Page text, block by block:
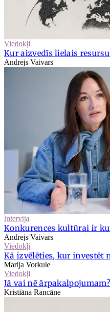
Viedokļi
Kur aizvedīs lielais
Andrejs Vaivars
Intervija
Konkurences kultūrai ir
Andrejs Vaivars
Viedokļi
Kā izvēlēties, kur investēt
Marija Vorkule
Viedokļi
Jā vai nē ārpakalpojumam?
Kristiāna Rancāne